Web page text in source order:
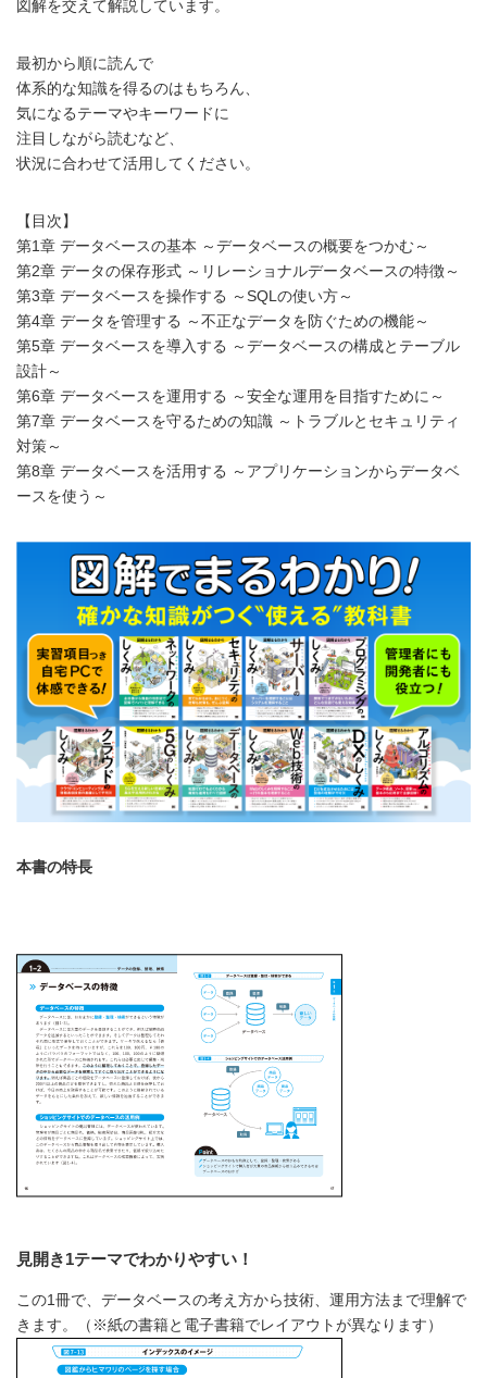
図解を交えて解説しています。
最初から順に読んで
体系的な知識を得るのはもちろん、
気になるテーマやキーワードに
注目しながら読むなど、
状況に合わせて活用してください。
【目次】
第1章 データベースの基本 ～データベースの概要をつかむ～
第2章 データの保存形式 ～リレーショナルデータベースの特徴～
第3章 データベースを操作する ～SQLの使い方～
第4章 データを管理する ～不正なデータを防ぐための機能～
第5章 データベースを導入する ～データベースの構成とテーブル
設計～
第6章 データベースを運用する ～安全な運用を目指すために～
第7章 データベースを守るための知識 ～トラブルとセキュリティ
対策～
第8章 データベースを活用する ～アプリケーションからデータベ
ースを使う～
本書の特長
見開き1テーマでわかりやすい！
この1冊で、データベースの考え方から技術、運用方法まで理解で
きます。（※紙の書籍と電子書籍でレイアウトが異なります）